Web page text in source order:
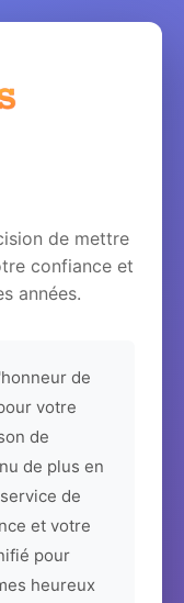
de mettre
confiance et
années.
de
votre
de
de plus en
de
et votre
pour
heureux